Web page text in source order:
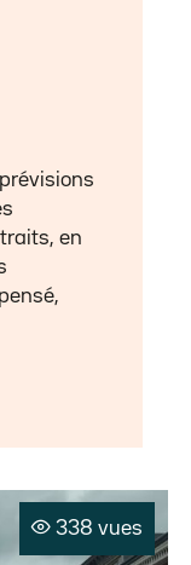
prévisions
en
338 vues